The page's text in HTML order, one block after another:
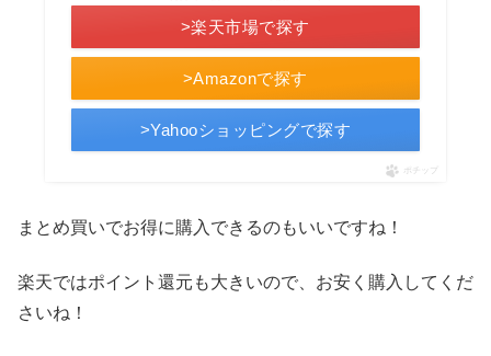
>Amazonで探す
>楽天市場で探す
>Yahooショッピングで探す
ポチップ
まとめ買いでお得に購入できるのもいいですね！
楽天ではポイント還元も大きいので、お安く購入してくだ
さいね！